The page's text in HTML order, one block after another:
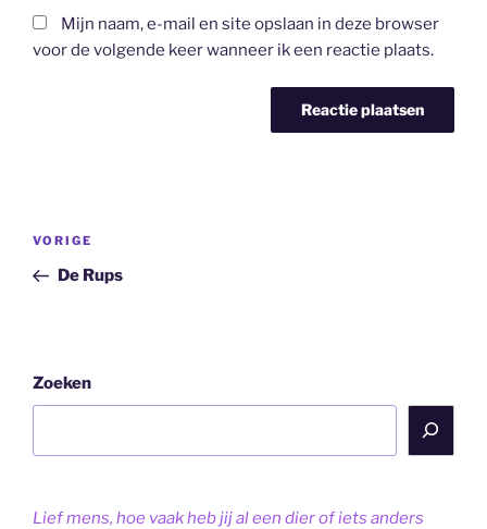
Mijn naam, e-mail en site opslaan in deze browser
voor de volgende keer wanneer ik een reactie plaats.
Bericht
Vorig
bericht
VORIGE
De Rups
Zoeken
Lief mens, hoe vaak heb jij al een dier of iets anders